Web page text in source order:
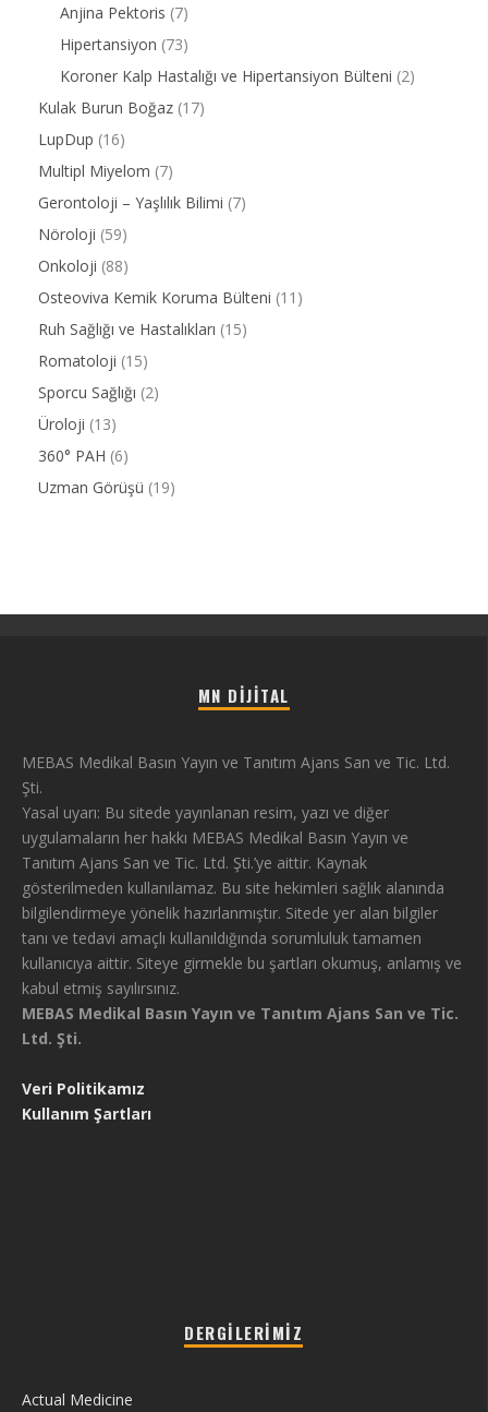
Anjina Pektoris (7)
Hipertansiyon (73)
Koroner Kalp Hastalığı ve Hipertansiyon Bülteni (2)
Kulak Burun Boğaz (17)
LupDup (16)
Multipl Miyelom (7)
Gerontoloji – Yaşlılık Bilimi (7)
Nöroloji (59)
Onkoloji (88)
Osteoviva Kemik Koruma Bülteni (11)
Ruh Sağlığı ve Hastalıkları (15)
Romatoloji (15)
Sporcu Sağlığı (2)
Üroloji (13)
360° PAH (6)
Uzman Görüşü (19)
MN DIJITAL
MEBAS Medikal Basın Yayın ve Tanıtım Ajans San ve Tic. Ltd.
Şti.
Yasal uyarı: Bu sitede yayınlanan resim, yazı ve diğer
uygulamaların her hakkı MEBAS Medikal Basın Yayın ve
Tanıtım Ajans San ve Tic. Ltd. Şti.’ye aittir. Kaynak
gösterilmeden kullanılamaz. Bu site hekimleri sağlık alanında
bilgilendirmeye yönelik hazırlanmıştır. Sitede yer alan bilgiler
tanı ve tedavi amaçlı kullanıldığında sorumluluk tamamen
kullanıcıya aittir. Siteye girmekle bu şartları okumuş, anlamış ve
kabul etmiş sayılırsınız.
MEBAS Medikal Basın Yayın ve Tanıtım Ajans San ve Tic.
Ltd. Şti.
Veri Politikamız
Kullanım Şartları
DERGILERIMIZ
Actual Medicine